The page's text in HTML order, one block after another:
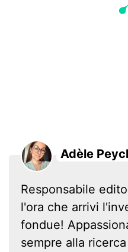
Adèle
Responsabile
l'ora che arrivi
fondue!
sempre alla